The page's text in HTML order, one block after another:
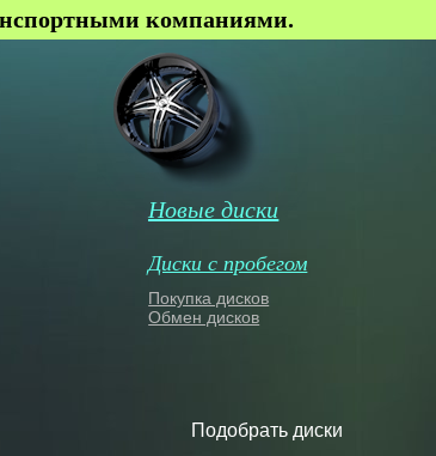
компаниями.
Новые диски
Диски с пробегом
Покупка дисков
Обмен дисков
Подобрать диски